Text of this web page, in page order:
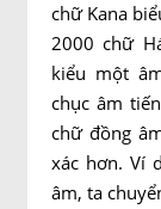
chữ Kana
2000 chữ
kiểu một
chục âm
chữ đồng
xác hơn. Ví
âm, ta